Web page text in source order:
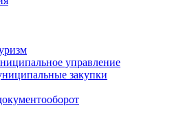
управление
закупки